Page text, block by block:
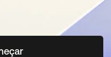
abre em uma nova guia